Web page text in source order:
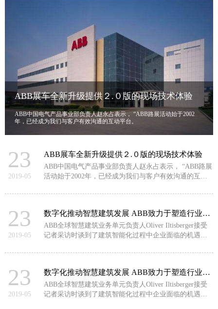
ABB展车全新升级提供２.０版的现场技术体验
ABB中国电气产品事业部负责人赵永占表示， “ABB路展活动始于2002
年，已经成为我们与客户有效沟通的互动平台。
23
2019-05
ABB展车全新升级提供２.０版的现场技术体验
ABB中国电气产品事业部负责人赵永占表示， “ABB路展
活动始于2002年，已经成为我们与客户有效沟通的互动
23
2019-05
数字化推动智慧建筑发展 ABB致力于塑造行业未来
ABB全球智慧建筑业务单元负责人Oliver Iltisberger接受
记者采访时谈到了建筑智能化过程中企业面临的机遇和
的战略布局。
23
2019-05
数字化推动智慧建筑发展 ABB致力于塑造行业未来
ABB全球智慧建筑业务单元负责人Oliver Iltisberger接受
记者采访时谈到了建筑智能化过程中企业面临的机遇和